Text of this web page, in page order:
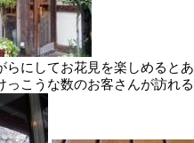
らにしてお花見を楽しめると
っこうな数のお客さんが訪れ